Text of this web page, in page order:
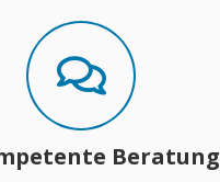
Beratung